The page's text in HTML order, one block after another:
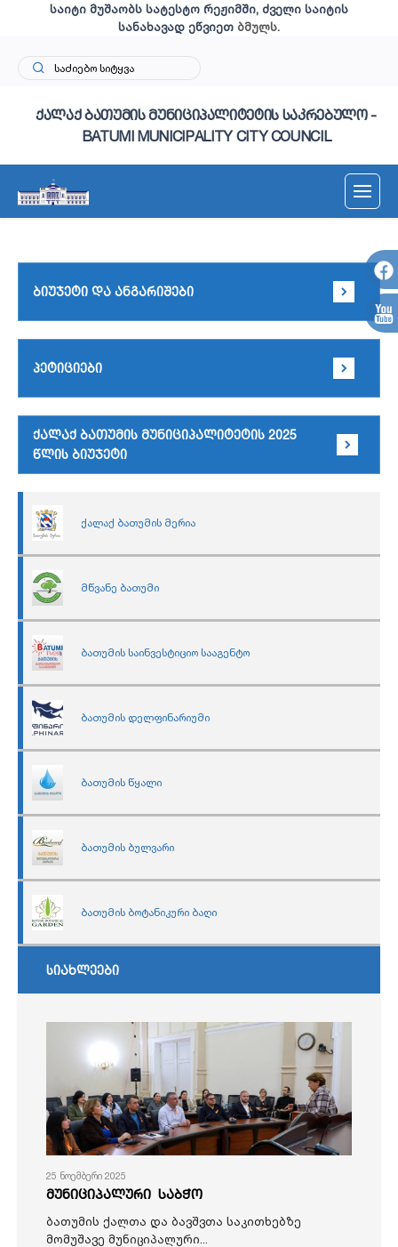
საიტი მუშაობს სატესტო რეჟიმში, ძველი საიტის
სანახავად ეწვიეთ ბმულს.
ქალაქ ბათუმის მუნიციპალიტეტის საკრებულო -
BATUMI MUNICIPALITY CITY COUNCIL
ბიუჯეტი და ანგარიშები
პეტიციები
ქალაქ ბათუმის მუნიციპალიტეტის 2025
წლის ბიუჯეტი
ქალაქ ბათუმის მერია
მწვანე ბათუმი
ბათუმის საინვესტიციო სააგენტო
ბათუმის დელფინარიუმი
ბათუმის წყალი
ბათუმის ბულვარი
ბათუმის ბოტანიკური ბაღი
სიახლეები
25 ნოემბერი 2025
მუნიციპალური საბჭო
ბათუმის ქალთა და ბავშვთა საკითხებზე
მომუშავე მუნიციპალური...